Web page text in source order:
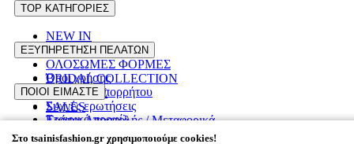
TOP ΚΑΤΗΓΟΡΙΕΣ
NEW IN
ΦΟΡΕΜΑΤΑ
ΟΛΟΣΩΜΕΣ ΦΟΡΜΕΣ
BRIDAL COLLECTION
PLUS SIZE
SALES
ΕΞΥΠΗΡΕΤΗΣΗ ΠΕΛΑΤΩΝ
Όροι χρήσης
Πολιτική Απορρήτου
Συχνές ερωτήσεις
Τρόποι Αποστολής / Μεταφορικά
Επιστροφές προϊόντων
ΠΟΙΟΙ ΕΙΜΑΣΤΕ
Εταιρικό προφίλ
Επικοινωνία
Στο tsainisfashion.gr χρησιμοποιούμε cookies!